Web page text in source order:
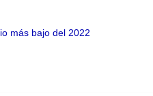
más bajo del 2022